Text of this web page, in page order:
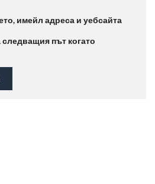
имейл адреса и уебсайта
път когато